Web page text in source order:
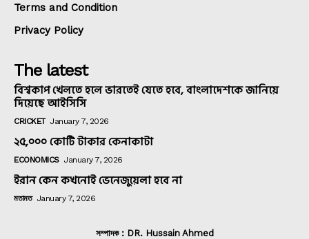
Terms and Condition
Privacy Policy
The latest
বিশ্বকাপ খেলতে হলে ভারতেই যেতে হবে, বাংলাদেশকে জানিয়ে
দিয়েছে আইসিসি
CRICKET January 7, 2026
২৫,০০০ কোটি টাকার কেনাকাটা
ECONOMICS January 7, 2026
ইরান কেন কখনোই ভেনেজুয়েলা হবে না
মতামত January 7, 2026
সম্পাদক : DR. Hussain Ahmed